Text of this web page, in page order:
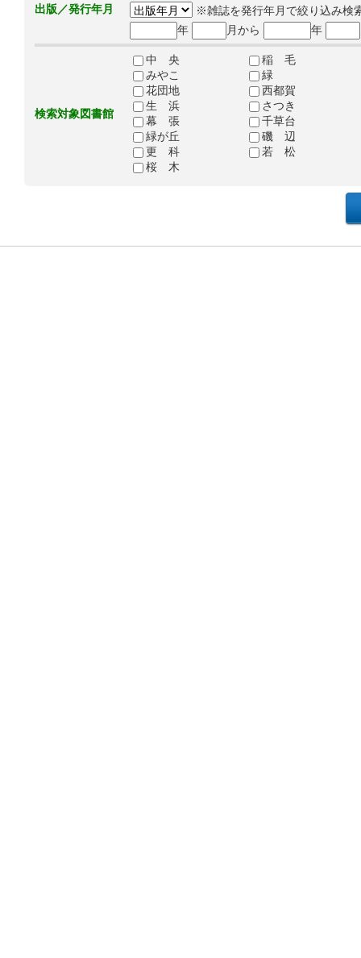
出版／発行年月
※雑誌を発行年月で絞り込み検
年
月から 年
検索対象図書館
中 央
稲 毛
みやこ
緑
花団地
西都賀
生 浜
さつき
幕 張
千草台
緑が丘
磯 辺
更 科
若 松
桜 木